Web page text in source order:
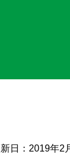
日： 2019年2